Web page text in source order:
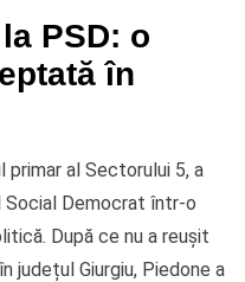
PSD: o
în
al Sectorului 5, a
Democrat într-o
După ce nu a reușit
județul Giurgiu, Piedone a